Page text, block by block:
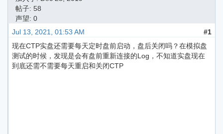
帖子: 58
声望: 0
Jul 13, 2021, 01:53 AM
#1
现在CTP实盘还需要每天定时盘前启动，盘后关闭吗？在模拟盘
测试的时候，发现是会有盘前重新连接的Log，不知道实盘现在
到底还需不需要每天重启和关闭CTP